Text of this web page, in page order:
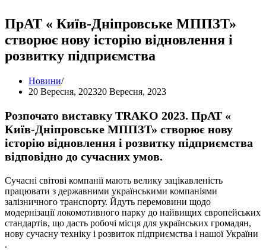
ПрАТ « Київ-Дніпровське МППЗТ»
створює нову історію відновлення і
розвитку підприємства
Новини
20 Вересня, 202320 Вересня, 2023
Розпочато виставку TRAKO 2023. ПрАТ «
Київ-Дніпровське МППЗТ» створює нову
історію відновлення і розвитку підприємства
відповідно до сучасних умов.
Сучасні світові компанії мають велику зацікавленість
працювати з державними українськими компаніями
залізничного транспорту. Йдуть перемовини щодо
модернізації локомотивного парку до найвищих європейських
стандартів, що дасть робочі місця для українських громадян,
нову сучасну техніку і розвиток підприємства і нашої України
.